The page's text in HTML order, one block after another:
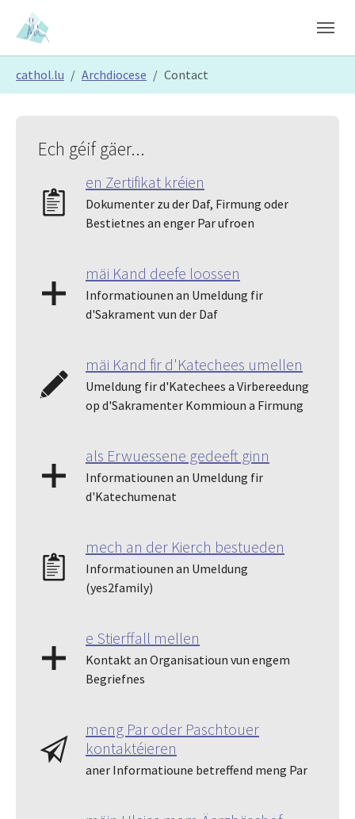
Skip to main content
Skip to page footer
cathol.lu Archdiocese Contact
Ech géif gäer...
en Zertifikat kréien
Dokumenter zu der Daf, Firmung oder
Bestietnes an enger Par ufroen
mäi Kand deefe loossen
Informatiounen an Umeldung fir
d'Sakrament vun der Daf
mäi Kand fir d'Katechees umellen
Umeldung fir d'Katechees a Virbereedung
op d'Sakramenter Kommioun a Firmung
als Erwuessene gedeeft ginn
Informatiounen an Umeldung fir
d'Katechumenat
mech an der Kierch bestueden
Informatiounen an Umeldung
(yes2family)
e Stierffall mellen
Kontakt an Organisatioun vun engem
Begriefnes
meng Par oder Paschtouer
kontaktéieren
aner Informatioune betreffend meng Par